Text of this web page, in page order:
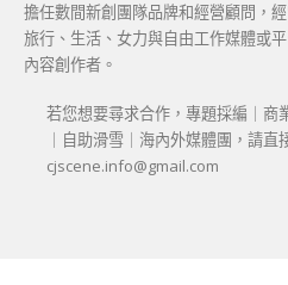
擔任數間新創團隊品牌和經營顧問，
旅行、生活、女力與自由工作媒體或
內容創作者。
若您想要尋求合作，專題採編｜商
｜自助滑雪｜海內外媒體團，請直
cjscene.info@gmail.com